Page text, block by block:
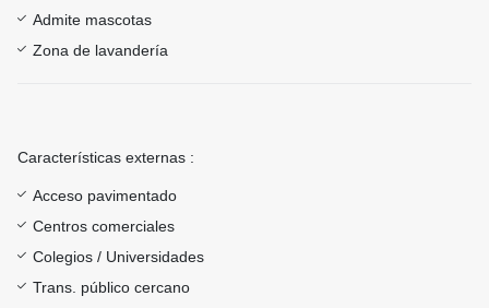
Admite mascotas
Zona de lavandería
Características externas :
Acceso pavimentado
Centros comerciales
Colegios / Universidades
Trans. público cercano